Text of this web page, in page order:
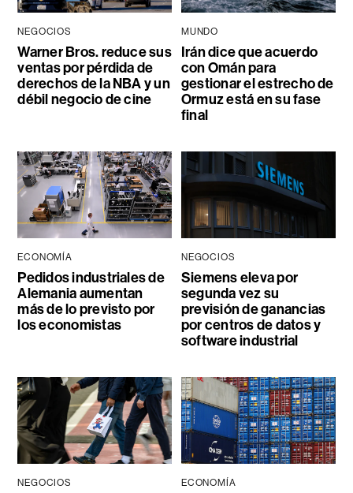
NEGOCIOS
Warner Bros. reduce sus
ventas por pérdida de
derechos de la NBA y un
débil negocio de cine
MUNDO
Irán dice que acuerdo
con Omán para
gestionar el estrecho de
Ormuz está en su fase
final
ECONOMÍA
Pedidos industriales de
Alemania aumentan
más de lo previsto por
los economistas
NEGOCIOS
Siemens eleva por
segunda vez su
previsión de ganancias
por centros de datos y
software industrial
NEGOCIOS ECONOMÍA